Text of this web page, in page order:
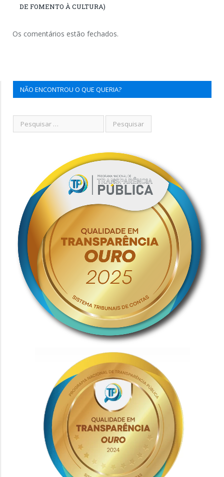
DE FOMENTO À CULTURA)
Os comentários estão fechados.
NÃO ENCONTROU O QUE QUERIA?